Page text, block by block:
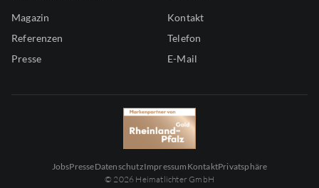
Magazin
Referenzen
Presse
Kontakt
Telefon
E-Mail
JobsPresseDatenschutzImpressum KontaktPrivatsphäre
© 2026 Heimatlichter GmbH